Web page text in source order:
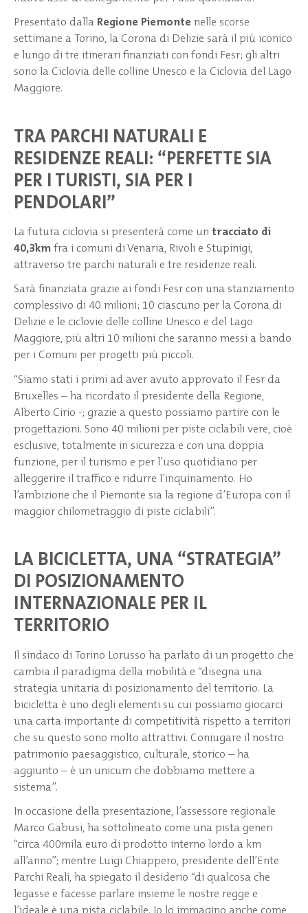
Presentato dalla Regione Piemonte nelle scorse
settimane a Torino, la Corona di Delizie sarà il più iconico
e lungo di tre itinerari finanziati con fondi Fesr; gli altri
sono la Ciclovia delle colline Unesco e la Ciclovia del Lago
Maggiore.
TRA PARCHI NATURALI E
RESIDENZE REALI: “PERFETTE SIA
PER I TURISTI, SIA PER I
PENDOLARI”
La futura ciclovia si presenterà come un tracciato di
40,3kmfra i comuni di Venaria, Rivoli e Stupinigi,
attraverso tre parchi naturali e tre residenze reali.
Sarà finanziata grazie ai fondi Fesr con una stanziamento
complessivo di 40 milioni; 10 ciascuno per la Corona di
Delizie e le ciclovie delle colline Unesco e del Lago
Maggiore, più altri 10 milioni che saranno messi a bando
per i Comuni per progetti più piccoli.
“Siamo stati i primi ad aver avuto approvato il Fesr da
Bruxelles – ha ricordato il presidente della Regione,
Alberto Cirio -; grazie a questo possiamo partire con le
progettazioni. Sono 40 milioni per piste ciclabili vere, cioè
esclusive, totalmente in sicurezza e con una doppia
funzione, per il turismo e per l’uso quotidiano per
alleggerire il traffico e ridurre l’inquinamento. Ho
l’ambizione che il Piemonte sia la regione d’Europa con il
maggior chilometraggio di piste ciclabili”.
LA BICICLETTA, UNA “STRATEGIA”
DI POSIZIONAMENTO
INTERNAZIONALE PER IL
TERRITORIO
Il sindaco di Torino Lorusso ha parlato di un progetto che
cambia il paradigma della mobilità e “disegna una
strategia unitaria di posizionamento del territorio. La
bicicletta è uno degli elementi su cui possiamo giocarci
una carta importante di competitività rispetto a territori
che su questo sono molto attrattivi. Coniugare il nostro
patrimonio paesaggistico, culturale, storico – ha
aggiunto – è un unicum che dobbiamo mettere a
sistema”.
In occasione della presentazione, l’assessore regionale
Marco Gabusi, ha sottolineato come una pista generi
“circa 400mila euro di prodotto interno lordo a km
all’anno”; mentre Luigi Chiappero, presidente dell’Ente
Parchi Reali, ha spiegato il desiderio “di qualcosa che
legasse e facesse parlare insieme le nostre regge e
l’ideale è una pista ciclabile. Io lo immagino anche come